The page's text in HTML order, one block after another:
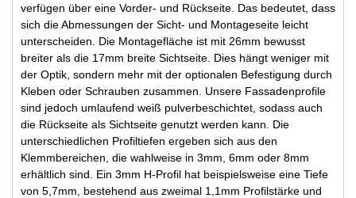
verfügen über eine Vorder- und Rückseite. Das bedeutet, dass
sich die Abmessungen der Sicht- und Montageseite leicht
unterscheiden. Die Montagefläche ist mit 26mm bewusst
breiter als die 17mm breite Sichtseite. Dies hängt weniger mit
der Optik, sondern mehr mit der optionalen Befestigung durch
Kleben oder Schrauben zusammen. Unsere Fassadenprofile
sind jedoch umlaufend weiß pulverbeschichtet, sodass auch
die Rückseite als Sichtseite genutzt werden kann. Die
unterschiedlichen Profiltiefen ergeben sich aus den
Klemmbereichen, die wahlweise in 3mm, 6mm oder 8mm
erhältlich sind. Ein 3mm H-Profil hat beispielsweise eine Tiefe
von 5,7mm, bestehend aus zweimal 1,1mm Profilstärke und